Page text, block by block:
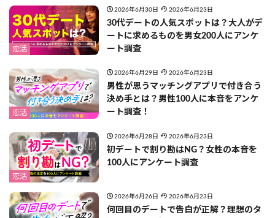
恋活
2026年6月30日 2026年6月23日
30代デートの人気スポットは？大人がデ
ートに求めるものを男女200人にアンケ
ート調査
恋活
2026年6月29日 2026年6月23日
男性が思うマッチングアプリで付き合う
決め手とは？男性100人に本音をアンケ
ート調査！
恋活
2026年6月28日 2026年6月23日
初デートで割り勘はNG？女性の本音を
100人にアンケート調査
2026年6月26日 2026年6月23日
何回目のデートで告白が正解？理想のタ